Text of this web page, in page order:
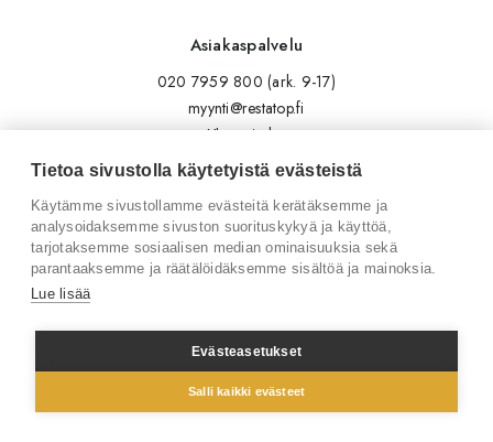
Asiakaspalvelu
020 7959 800 (ark. 9-17)
myynti@restatop.fi
Yhteystiedot
Lähetä viesti
Seuraa meitä
Tilaa uutiskirje
Facebook
© 2026 Restatop Oy
Tietoa sivustolla käytetyistä evästeistä
Käytämme sivustollamme evästeitä kerätäksemme ja
analysoidaksemme sivuston suorituskykyä ja käyttöä,
tarjotaksemme sosiaalisen median ominaisuuksia sekä
parantaaksemme ja räätälöidäksemme sisältöä ja mainoksia.
Lue lisää
Evästeasetukset
Salli kaikki evästeet